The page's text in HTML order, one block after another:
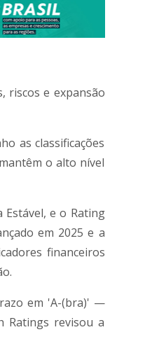
riscos e expansão
as classificações
o alto nível
Estável, e o Rating
em 2025 e a
financeiros
em 'A-(bra)' —
Ratings revisou a